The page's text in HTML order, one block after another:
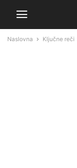
Naslovna Ključne reči